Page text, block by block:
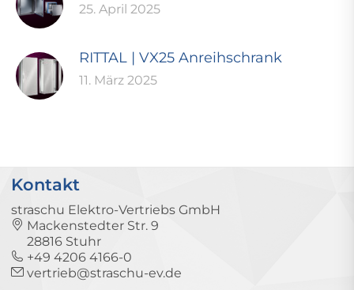
25. April 2025
RITTAL | VX25 Anreihschrank
11. März 2025
Kontakt
straschu Elektro-Vertriebs GmbH
Mackenstedter Str. 9
28816 Stuhr
+49 4206 4166-0
vertrieb@straschu-ev.de